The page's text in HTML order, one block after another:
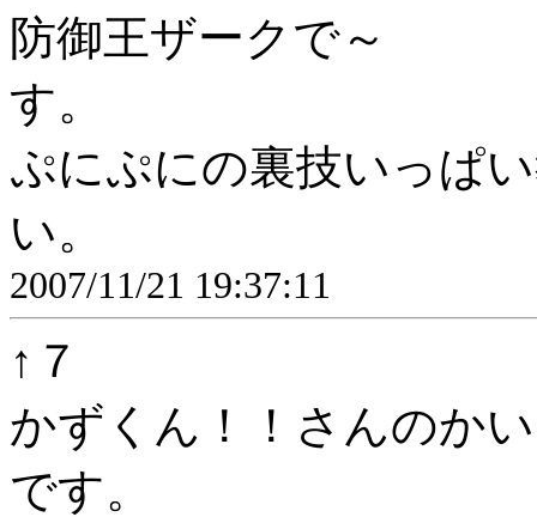
防御王ザークで～
ぷにぷにの裏技いっぱ
2007/11/21 19:37:11
↑７
かずくん！！さんのか
です。